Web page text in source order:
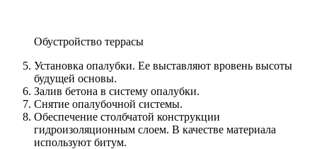
Обустройство террасы
Установка опалубки. Ее выставляют вровень высоты
будущей основы.
Залив бетона в систему опалубки.
Снятие опалубочной системы.
Обеспечение столбчатой конструкции
гидроизоляционным слоем. В качестве материала
используют битум.